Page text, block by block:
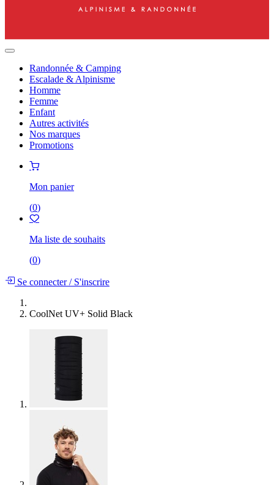
Randonnée & Camping
Escalade & Alpinisme
Homme
Femme
Enfant
Autres activités
Nos marques
Promotions
Mon panier
(0)
Ma liste de souhaits
(0)
Se connecter/S'inscrire
CoolNet UV+ Solid Black